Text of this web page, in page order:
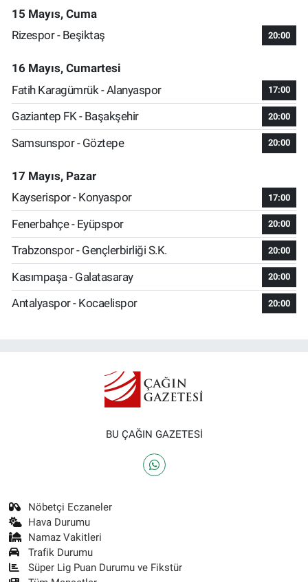
15 Mayıs, Cuma
Rizespor - Beşiktaş
20:00
16 Mayıs, Cumartesi
Fatih Karagümrük - Alanyaspor
17:00
Gaziantep FK - Başakşehir 20:00
Samsunspor - Göztepe 20:00
17 Mayıs, Pazar
Kayserispor - Konyaspor
17:00
Fenerbahçe - Eyüpspor 20:00
Trabzonspor - Gençlerbirliği S.K. 20:00
Kasımpaşa - Galatasaray 20:00
Antalyaspor - Kocaelispor 20:00
BU ÇAĞIN GAZETESİ
Nöbetçi Eczaneler
Hava Durumu
Namaz Vakitleri
Trafik Durumu
Süper Lig Puan Durumu ve Fikstür